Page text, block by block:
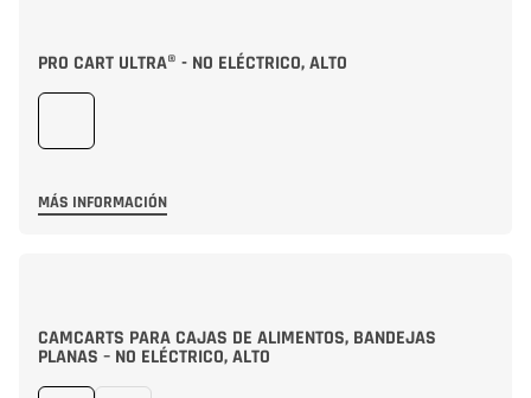
PRO CART ULTRA® - NO ELÉCTRICO, ALTO
MÁS INFORMACIÓN
CAMCARTS PARA CAJAS DE ALIMENTOS, BANDEJAS
PLANAS – NO ELÉCTRICO, ALTO